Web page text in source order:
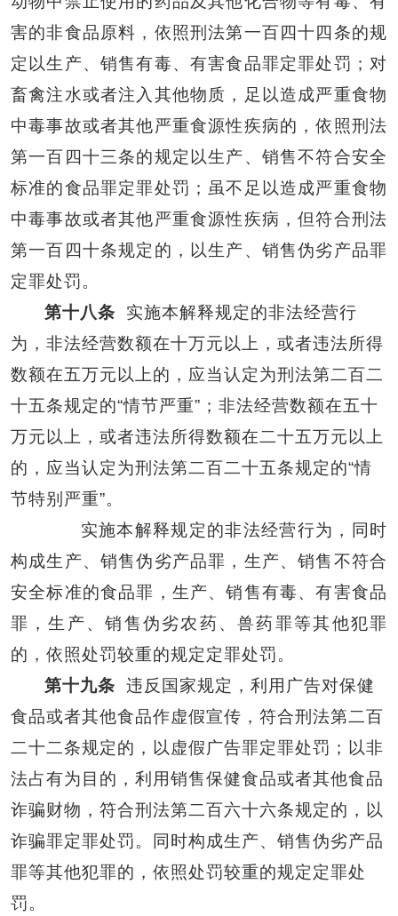
害的非食品原料，依照刑法第一百四十四条的规
定以生产、销售有毒、有害食品罪定罪处罚；对
畜禽注水或者注入其他物质，足以造成严重食物
中毒事故或者其他严重食源性疾病的，依照刑法
第一百四十三条的规定以生产、销售不符合安全
标准的食品罪定罪处罚；虽不足以造成严重食物
中毒事故或者其他严重食源性疾病，但符合刑法
第一百四十条规定的，以生产、销售伪劣产品罪
定罪处罚。
第十八条 实施本解释规定的非法经营行
为，非法经营数额在十万元以上，或者违法所得
数额在五万元以上的，应当认定为刑法第二百二
十五条规定的“情节严重”；非法经营数额在五十
万元以上，或者违法所得数额在二十五万元以上
的，应当认定为刑法第二百二十五条规定的“情
节特别严重”。
实施本解释规定的非法经营行为，同时
构成生产、销售伪劣产品罪，生产、销售不符合
安全标准的食品罪，生产、销售有毒、有害食品
罪，生产、销售伪劣农药、兽药罪等其他犯罪
的，依照处罚较重的规定定罪处罚。
第十九条
违反国家规定，利用广告对保健
食品或者其他食品作虚假宣传，符合刑法第二百
二十二条规定的，以虚假广告罪定罪处罚；以非
法占有为目的，利用销售保健食品或者其他食品
诈骗财物，符合刑法第二百六十六条规定的，以
诈骗罪定罪处罚。同时构成生产、销售伪劣产品
罪等其他犯罪的，依照处罚较重的规定定罪处
罚。